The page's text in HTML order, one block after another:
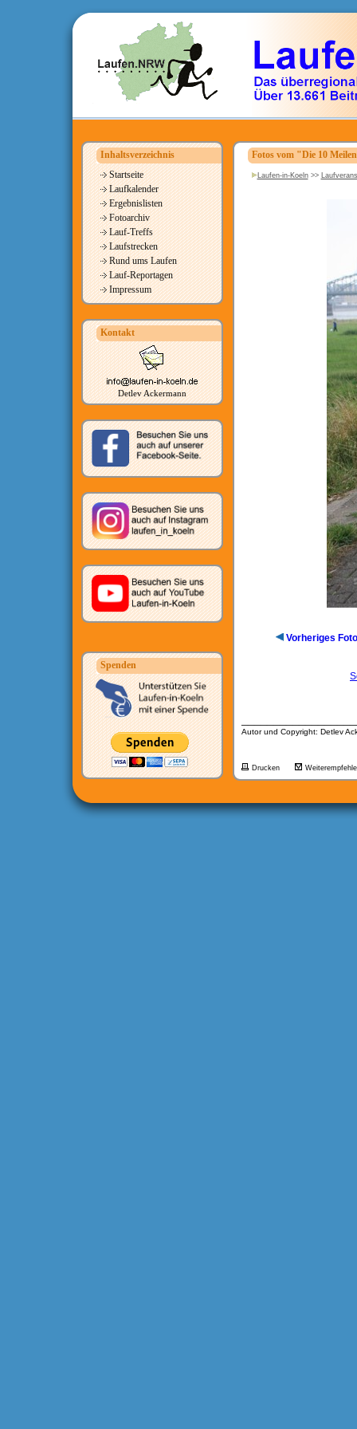
Inhaltsverzeichnis
Startseite
Laufkalender
Ergebnislisten
Fotoarchiv
Lauf-Treffs
Laufstrecken
Rund ums Laufen
Lauf-Reportagen
Impressum
Kontakt
Detlev Ackermann
Spenden
Fotos vom "Die 10
Laufen-in-Koeln>>
Vorheriges Foto
Autor und Copyright: Detlev
Drucken